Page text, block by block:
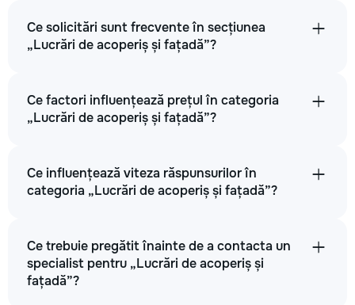
Ce solicitări sunt frecvente în secțiunea
„Lucrări de acoperiș și fațadă”?
Ce factori influențează prețul în categoria
„Lucrări de acoperiș și fațadă”?
Ce influențează viteza răspunsurilor în
categoria „Lucrări de acoperiș și fațadă”?
Ce trebuie pregătit înainte de a contacta un
specialist pentru „Lucrări de acoperiș și
fațadă”?